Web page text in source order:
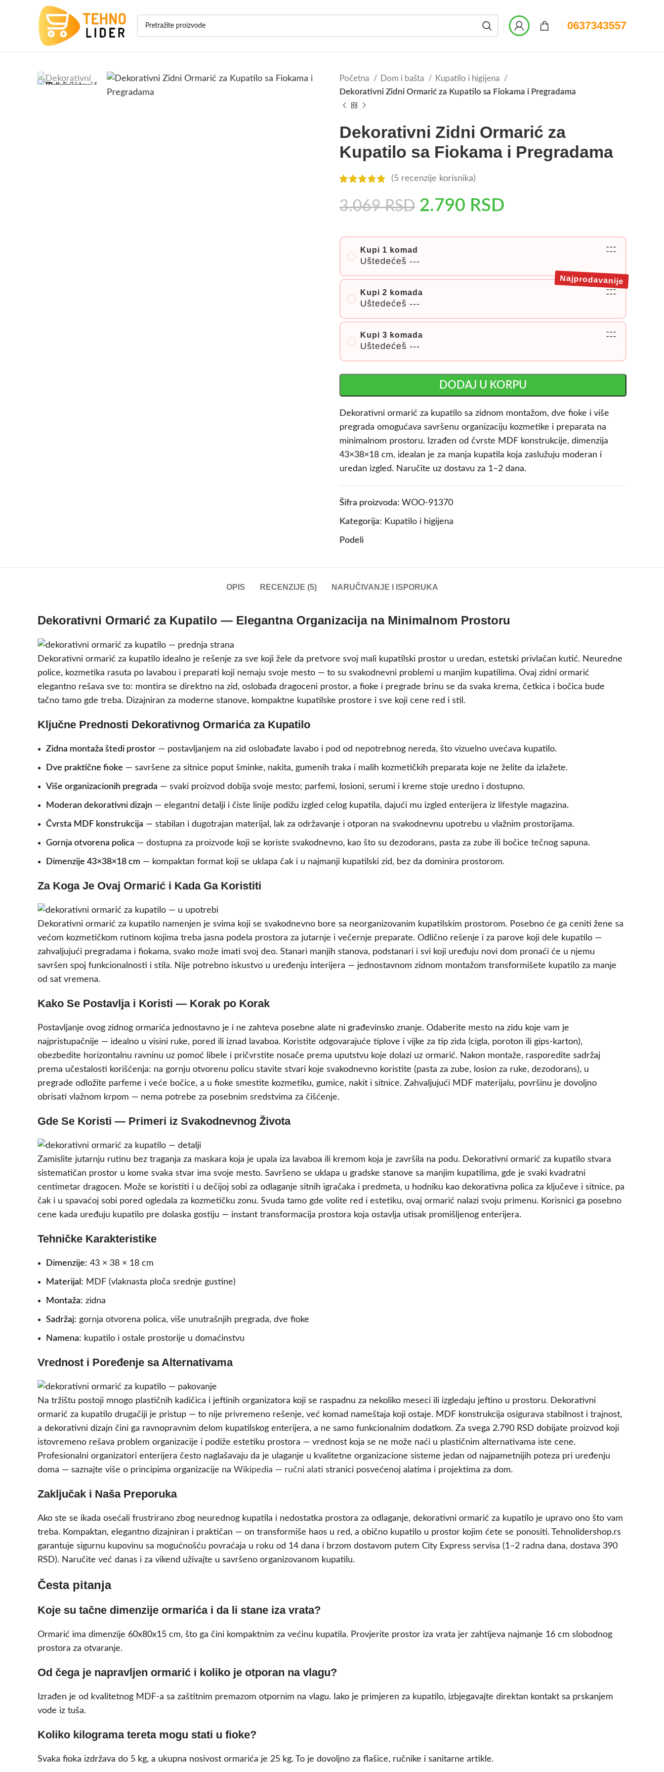
0637343557
Početna Dom i bašta
Kupatilo i higijena
Dekorativni Zidni Ormarić za Kupatilo sa Fiokama i Pregradama
Dekorativni Zidni Ormarić za
Kupatilo sa Fiokama i Pregradama
(5 recenzije korisnika)
3.069RSD 2.790 RSD
Kupi 1 komad
Uštedećeš ---
---
---
Kupi 2 komada
Uštedećeš ---
---
---
Najprodavanije
Kupi 3 komada
Uštedećeš ---
---
---
DODAJ U KORPU
Dekorativni ormarić za kupatilo sa zidnom montažom, dve fioke i više
pregrada omogućava savršenu organizaciju kozmetike i preparata na
minimalnom prostoru. Izrađen od čvrste MDF konstrukcije, dimenzija
43×38×18 cm, idealan je za manja kupatila koja zaslužuju moderan i
uredan izgled. Naručite uz dostavu za 1–2 dana.
Šifra proizvoda: WOO-91370
Kategorija: Kupatilo i higijena
Podeli
OPIS RECENZIJE (5) NARUČIVANJE I ISPORUKA
Dekorativni Ormarić za Kupatilo — Elegantna Organizacija na Minimalnom Prostoru
Dekorativni ormarić za kupatilo idealno je rešenje za sve koji žele da pretvore svoj mali kupatilski prostor u uredan, estetski privlačan kutić. Neuredne
police, kozmetika rasuta po lavabou i preparati koji nemaju svoje mesto — to su svakodnevni problemi u manjim kupatilima. Ovaj zidni ormarić
elegantno rešava sve to: montira se direktno na zid, oslobađa dragoceni prostor, a fioke i pregrade brinu se da svaka krema, četkica i bočica bude
tačno tamo gde treba. Dizajniran za moderne stanove, kompaktne kupatilske prostore i sve koji cene red i stil.
Ključne Prednosti Dekorativnog Ormarića za Kupatilo
Zidna montaža štedi prostor — postavljanjem na zid oslobađate lavabo i pod od nepotrebnog nereda, što vizuelno uvećava kupatilo.
Dve praktične fioke — savršene za sitnice poput šminke, nakita, gumenih traka i malih kozmetičkih preparata koje ne želite da izlažete.
Više organizacionih pregrada — svaki proizvod dobija svoje mesto; parfemi, losioni, serumi i kreme stoje uredno i dostupno.
Moderan dekorativni dizajn — elegantni detalji i čiste linije podižu izgled celog kupatila, dajući mu izgled enterijera iz lifestyle magazina.
Čvrsta MDF konstrukcija — stabilan i dugotrajan materijal, lak za održavanje i otporan na svakodnevnu upotrebu u vlažnim prostorijama.
Gornja otvorena polica — dostupna za proizvode koji se koriste svakodnevno, kao što su dezodorans, pasta za zube ili bočice tečnog sapuna.
Dimenzije 43×38×18 cm — kompaktan format koji se uklapa čak i u najmanji kupatilski zid, bez da dominira prostorom.
Za Koga Je Ovaj Ormarić i Kada Ga Koristiti
Dekorativni ormarić za kupatilo namenjen je svima koji se svakodnevno bore sa neorganizovanim kupatilskim prostorom. Posebno će ga ceniti žene sa
većom kozmetičkom rutinom kojima treba jasna podela prostora za jutarnje i večernje preparate. Odlično rešenje i za parove koji dele kupatilo —
zahvaljujući pregradama i fiokama, svako može imati svoj deo. Stanari manjih stanova, podstanari i svi koji uređuju novi dom pronaći će u njemu
savršen spoj funkcionalnosti i stila. Nije potrebno iskustvo u uređenju interijera — jednostavnom zidnom montažom transformišete kupatilo za manje
od sat vremena.
Kako Se Postavlja i Koristi — Korak po Korak
Postavljanje ovog zidnog ormarića jednostavno je i ne zahteva posebne alate ni građevinsko znanje. Odaberite mesto na zidu koje vam je
najpristupačnije — idealno u visini ruke, pored ili iznad lavaboa. Koristite odgovarajuće tiplove i vijke za tip zida (cigla, poroton ili gips-karton),
obezbedite horizontalnu ravninu uz pomoć libele i pričvrstite nosače prema uputstvu koje dolazi uz ormarić. Nakon montaže, rasporedite sadržaj
prema učestalosti korišćenja: na gornju otvorenu policu stavite stvari koje svakodnevno koristite (pasta za zube, losion za ruke, dezodorans), u
pregrade odložite parfeme i veće bočice, a u fioke smestite kozmetiku, gumice, nakit i sitnice. Zahvaljujući MDF materijalu, površinu je dovoljno
obrisati vlažnom krpom — nema potrebe za posebnim sredstvima za čišćenje.
Gde Se Koristi — Primeri iz Svakodnevnog Života
Zamislite jutarnju rutinu bez traganja za maskara koja je upala iza lavaboa ili kremom koja je završila na podu. Dekorativni ormarić za kupatilo stvara
sistematičan prostor u kome svaka stvar ima svoje mesto. Savršeno se uklapa u gradske stanove sa manjim kupatilima, gde je svaki kvadratni
centimetar dragocen. Može se koristiti i u dečijoj sobi za odlaganje sitnih igračaka i predmeta, u hodniku kao dekorativna polica za ključeve i sitnice, pa
čak i u spavaćoj sobi pored ogledala za kozmetičku zonu. Svuda tamo gde volite red i estetiku, ovaj ormarić nalazi svoju primenu. Korisnici ga posebno
cene kada uređuju kupatilo pre dolaska gostiju — instant transformacija prostora koja ostavlja utisak promišljenog enterijera.
Tehničke Karakteristike
Dimenzije: 43 × 38 × 18 cm
Materijal: MDF (vlaknasta ploča srednje gustine)
Montaža: zidna
Sadržaj: gornja otvorena polica, više unutrašnjih pregrada, dve fioke
Namena: kupatilo i ostale prostorije u domaćinstvu
Vrednost i Poređenje sa Alternativama
Na tržištu postoji mnogo plastičnih kadičica i jeftinih organizatora koji se raspadnu za nekoliko meseci ili izgledaju jeftino u prostoru. Dekorativni
ormarić za kupatilo drugačiji je pristup — to nije privremeno rešenje, već komad nameštaja koji ostaje. MDF konstrukcija osigurava stabilnost i trajnost,
a dekorativni dizajn čini ga ravnopravnim delom kupatilskog enterijera, a ne samo funkcionalnim dodatkom. Za svega 2.790 RSD dobijate proizvod koji
istovremeno rešava problem organizacije i podiže estetiku prostora — vrednost koja se ne može naći u plastičnim alternativama iste cene.
Profesionalni organizatori enterijera često naglašavaju da je ulaganje u kvalitetne organizacione sisteme jedan od najpametnijih poteza pri uređenju
doma — saznajte više o principima organizacije na Wikipedia — ručni alati stranici posvećenoj alatima i projektima za dom.
Zaključak i Naša Preporuka
Ako ste se ikada osećali frustrirano zbog neurednog kupatila i nedostatka prostora za odlaganje, dekorativni ormarić za kupatilo je upravo ono što vam
treba. Kompaktan, elegantno dizajniran i praktičan — on transformiše haos u red, a obično kupatilo u prostor kojim ćete se ponositi. Tehnolidershop.rs
garantuje sigurnu kupovinu sa mogućnošću povraćaja u roku od 14 dana i brzom dostavom putem City Express servisa (1–2 radna dana, dostava 390
RSD). Naručite već danas i za vikend uživajte u savršeno organizovanom kupatilu.
Česta pitanja
Koje su tačne dimenzije ormarića i da li stane iza vrata?
Ormarić ima dimenzije 60x80x15 cm, što ga čini kompaktnim za većinu kupatila. Provjerite prostor iza vrata jer zahtijeva najmanje 16 cm slobodnog
prostora za otvaranje.
Od čega je napravljen ormarić i koliko je otporan na vlagu?
Izrađen je od kvalitetnog MDF-a sa zaštitnim premazom otpornim na vlagu. Iako je primjeren za kupatilo, izbjegavajte direktan kontakt sa prskanjem
vode iz tuša.
Koliko kilograma tereta mogu stati u fioke?
Svaka fioka izdržava do 5 kg, a ukupna nosivost ormarića je 25 kg. To je dovoljno za flašice, ručnike i sanitarne artikle.